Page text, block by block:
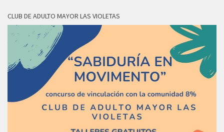
CLUB DE ADULTO MAYOR LAS VIOLETAS